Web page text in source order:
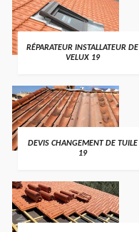
RÉPARATEUR INSTALLATEUR DE
VELUX 19
DEVIS CHANGEMENT DE TUILE
19